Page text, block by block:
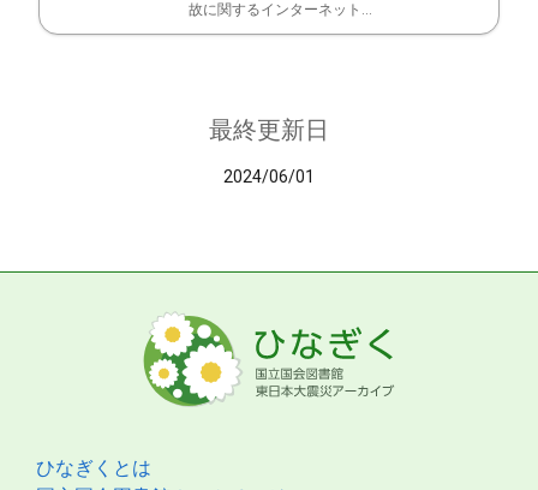
故に関するインターネット...
最終更新日
2024/06/01
ひなぎくとは